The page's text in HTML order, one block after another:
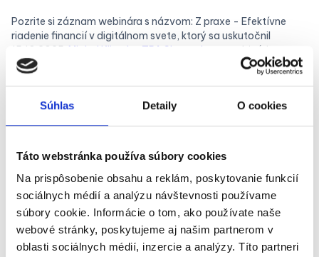
Súhlas Detaily O cookies
Táto webstránka používa súbory cookies
Na prispôsobenie obsahu a reklám, poskytovanie funkcií
sociálnych médií a analýzu návštevnosti používame
súbory cookie. Informácie o tom, ako používate naše
webové stránky, poskytujeme aj našim partnerom v
oblasti sociálnych médií, inzercie a analýzy. Títo partneri
Pozrite si záznam webinára s názvom: Z praxe - Efektívne
riadenie financií v digitálnom svete, ktorý sa uskutočnil
15.10.2025. Michal Klimek TPA Slovensko
na webinári
rozprával o tom, ako efektívne riadiť financie v digitálnom
prostredí a aké výsledky priniesla digitalizácia ich klientom.
Z webinára sa dozviete:
✔️ Ako digitalizácia prebieha v TPA
✔️ Daňové poradenstvo a audit v digitálnom prostredí
✔️ Výhody digitalizácie pre podnikateľov aj účtovníkov
✔️ Praktické skúsenosti z účtovnej kancelárie